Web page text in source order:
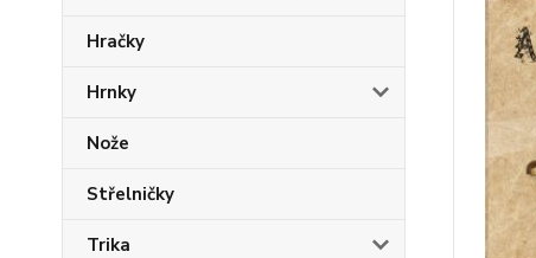
Hračky
Hrnky
Nože
Střelničky
Trika